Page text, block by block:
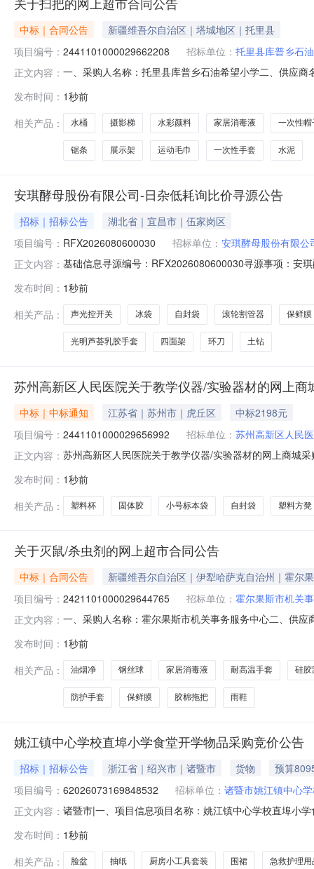
中标｜合同公告
新疆维吾尔自治区｜塔城地区｜托里县
项目编号： 2441101000029662208 招标单位： 托里县库普乡石
正文内容： 一、采购人名称：托里县库普乡石油希望小学二、供应
8.00151202爱特福d58家居消毒液泡腾片爱特福d58瓶
发布时间： 1秒前
相关产品：
水桶 摄影梯 水彩颜料 家居消毒液 一次性帽
锯条 展示架 运动毛巾 一次性手套 水泥
安琪酵母股份有限公司-日杂低耗询比价寻源公告
招标｜招标公告
湖北省｜宜昌市｜伍家岗区
项目编号： RFX2026080600030 招标单位： 安琪酵母股份有限公
正文内容： 基础信息寻源编号：RFX2026080600030寻源事项：安
标金额中标比例1滚轮割管器+毛细管去毛刺器一套1一
发布时间： 1秒前
相关产品：
声光控开关 冰袋 自封袋 滚轮割管器 保鲜膜
光明芦荟乳胶手套 四面架 环刀 土钻
苏州高新区人民医院关于教学仪器/实验器材的网上商
中标｜中标通知 江苏省｜苏州市｜虎丘区
中标2198元
项目编号： 2441101000029656992 招标单位： 苏州高新区人民
正文内容： 苏州高新区人民医院关于教学仪器/实验器材的网上商城
所在行政区划名称:江苏省苏州市虎丘区报价起止时间:-
发布时间： 1秒前
相关产品：
塑料杯 固体胶 小号标本袋 自封袋 塑料方凳
关于灭鼠/杀虫剂的网上超市合同公告
中标｜合同公告
新疆维吾尔自治区｜伊犁哈萨克自治州｜霍尔
项目编号： 2421101000029644765 招标单位： 霍尔果斯市机关
正文内容： 一、采购人名称：霍尔果斯市机关事务服务中心二、供
正09334张45.0062702五月花胶棉拖把五月花胶棉拖把
发布时间： 1秒前
相关产品：
油烟净 钢丝球 家居消毒液 耐高温手套 硅胶
防护手套 保鲜膜 胶棉拖把 雨鞋
姚江镇中心学校直埠小学食堂开学物品采购竞价公告
招标｜招标公告 浙江省｜绍兴市｜诸暨市 货物
预算
项目编号： 62026073169848532 招标单位： 诸暨市姚江镇中心
正文内容： 诸暨市|一、项目信息项目名称：姚江镇中心学校直埠小
健全的财务会计财务制度；3．具有履行合同所必需的设
发布时间： 1秒前
相关产品：
脸盆 抽纸 厨房小工具套装 围裙 急救护理用